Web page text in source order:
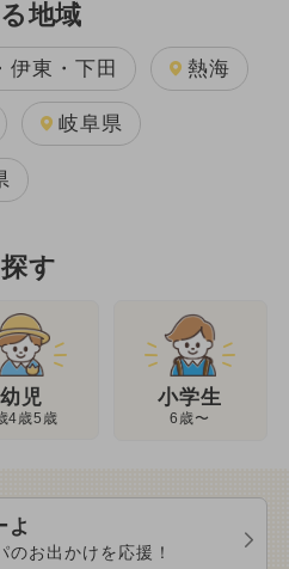
地域
伊東・下田 熱海
岐阜県
す
幼児
4歳5歳
小学生
6歳〜
よ
のお出かけを応援！